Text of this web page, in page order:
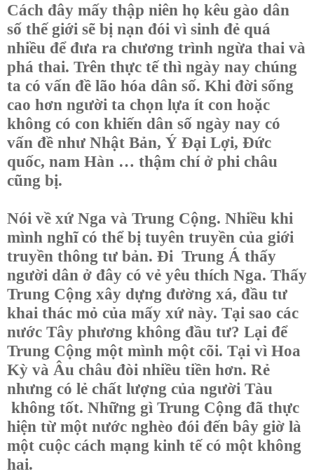
Cách đây mấy thập niên họ kêu gào dân
số thế giới sẽ bị nạn đói vì sinh đẻ quá
nhiều để đưa ra chương trình ngừa thai và
phá thai. Trên thực tế thì ngày nay chúng
ta có vấn đề lão hóa dân số. Khi đời sống
cao hơn người ta chọn lựa ít con hoặc
không có con khiến dân số ngày nay có
vấn đề như Nhật Bản, Ý Đại Lợi, Đức
quốc, nam Hàn … thậm chí ở phi châu
cũng bị.
Nói về xứ Nga và Trung Cộng. Nhiều khi
mình nghĩ có thể bị tuyên truyền của giới
truyền thông tư bản. Đi Trung Á thấy
người dân ở đây có vẻ yêu thích Nga. Thấy
Trung Cộng xây dựng đường xá, đầu tư
khai thác mỏ của mấy xứ này. Tại sao các
nước Tây phương không đầu tư? Lại để
Trung Cộng một mình một cõi. Tại vì Hoa
Kỳ và Âu châu đòi nhiều tiền hơn. Rẻ
nhưng có lẻ chất lượng của người Tàu
không tốt. Những gì Trung Cộng đã thực
hiện từ một nước nghèo đói đến bây giờ là
một cuộc cách mạng kinh tế có một không
hai.